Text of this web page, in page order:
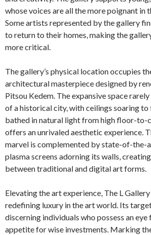
whose voices are all the more poignant in
Some artists represented by the gallery
to return to their homes, making the
more critical.
The gallery’s physical location occupies
architectural masterpiece designed by
Pitsou Kedem. The expansive space
of a historical city, with ceilings soaring to
bathed in natural light from high floor-to-
offers an unrivaled aesthetic experience.
marvel is complemented by state-of-the-
plasma screens adorning its walls,
between traditional and digital art forms.
Elevating the art experience, The L
redefining luxury in the art world. Its
discerning individuals who possess an eye
appetite for wise investments. Marking